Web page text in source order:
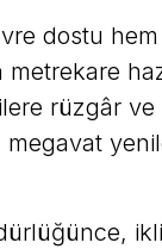
dostu
rüzgâr